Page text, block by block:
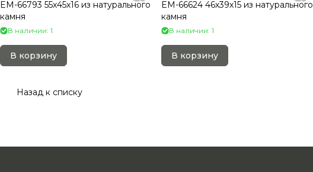
EM-66793 55х45х16 из натурального
камня
В наличии: 1
В корзину
EM-66624 46х39х15 из натурального
камня
В наличии: 1
В корзину
Назад к списку